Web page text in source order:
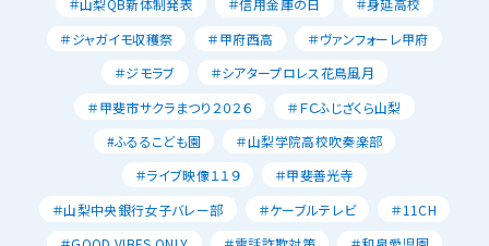
＃山梨QB新体制発表
＃信用金庫の日
＃身延高校
＃ジャガイモ収穫祭
＃甲府西高
＃ヴァンフォーレ甲府
＃ジモラブ
＃シアタープロレス花鳥風月
＃甲斐市サクラまつり２０２６
＃ＦＣふじざくら山梨
#ふるるこども園
＃山梨学院高校吹奏楽部
＃ライブ映像１１９
＃甲斐善光寺
＃山梨中央銀行女子バレー部
＃ケーブルテレビ
＃11CH